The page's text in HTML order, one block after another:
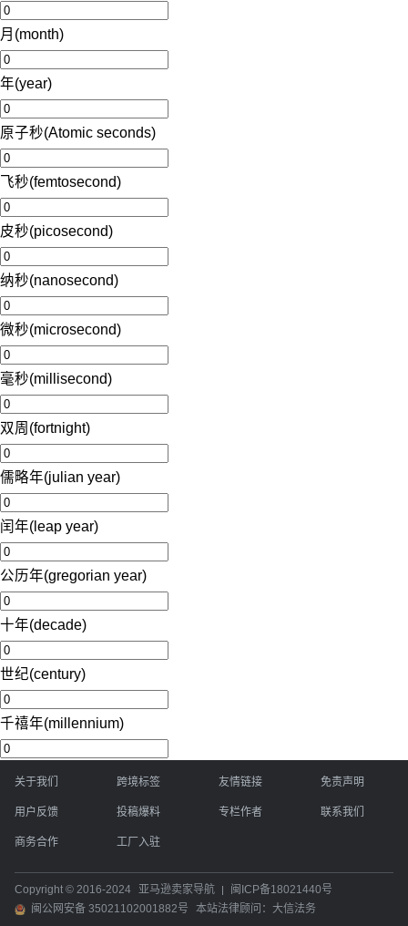
月(month)
年(year)
原子秒(Atomic seconds)
飞秒(femtosecond)
皮秒(picosecond)
纳秒(nanosecond)
微秒(microsecond)
毫秒(millisecond)
双周(fortnight)
儒略年(julian year)
闰年(leap year)
公历年(gregorian year)
十年(decade)
世纪(century)
千禧年(millennium)
关于我们 跨境标签 友情链接 免责声明
用户反馈 投稿爆料 专栏作者 联系我们
商务合作 工厂入驻
Copyright © 2016-2024 亚马逊卖家导航
闽ICP备18021440号
闽公网安备 35021102001882号
本站法律顾问：大信法务